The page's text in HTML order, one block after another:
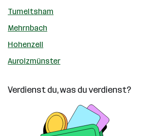
Tumeltsham
Mehrnbach
Hohenzell
Aurolzmünster
Verdienst du, was du verdienst?